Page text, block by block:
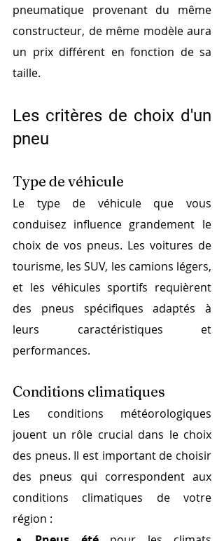
pneumatique provenant du même
constructeur, de même modèle aura
un prix différent en fonction de sa
taille.
Les critères de choix d'un
pneu
Type de véhicule
Le type de véhicule que vous
conduisez influence grandement le
choix de vos pneus. Les voitures de
tourisme, les SUV, les camions légers,
et les véhicules sportifs requièrent
des pneus spécifiques adaptés à
leurs caractéristiques et
performances.
Conditions climatiques
Les conditions météorologiques
jouent un rôle crucial dans le choix
des pneus. Il est important de choisir
des pneus qui correspondent aux
conditions climatiques de votre
région :